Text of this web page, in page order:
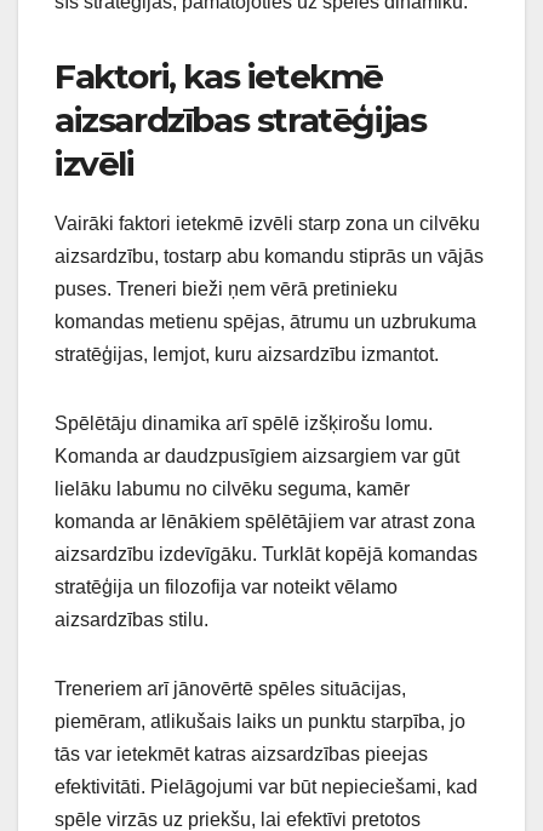
Faktori, kas ietekmē
aizsardzības stratēģijas
izvēli
Vairāki faktori ietekmē izvēli starp zona un cilvēku
aizsardzību, tostarp abu komandu stiprās un vājās
puses. Treneri bieži ņem vērā pretinieku
komandas metienu spējas, ātrumu un uzbrukuma
stratēģijas, lemjot, kuru aizsardzību izmantot.
Spēlētāju dinamika arī spēlē izšķirošu lomu.
Komanda ar daudzpusīgiem aizsargiem var gūt
lielāku labumu no cilvēku seguma, kamēr
komanda ar lēnākiem spēlētājiem var atrast zona
aizsardzību izdevīgāku. Turklāt kopējā komandas
stratēģija un filozofija var noteikt vēlamo
aizsardzības stilu.
Treneriem arī jānovērtē spēles situācijas,
piemēram, atlikušais laiks un punktu starpība, jo
tās var ietekmēt katras aizsardzības pieejas
efektivitāti. Pielāgojumi var būt nepieciešami, kad
spēle virzās uz priekšu, lai efektīvi pretotos